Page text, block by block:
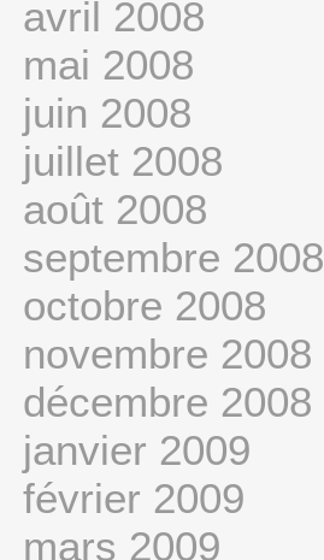
avril 2008
mai 2008
juin 2008
juillet 2008
août 2008
septembre 2008
octobre 2008
novembre 2008
décembre 2008
janvier 2009
février 2009
mars 2009